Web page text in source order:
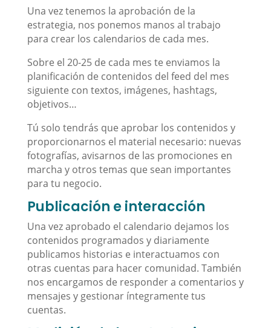
Una vez tenemos la aprobación de la
estrategia, nos ponemos manos al trabajo
para crear los calendarios de cada mes.
Sobre el 20-25 de cada mes te enviamos la
planificación de contenidos del feed del mes
siguiente con textos, imágenes, hashtags,
objetivos…
Tú solo tendrás que aprobar los contenidos y
proporcionarnos el material necesario: nuevas
fotografías, avisarnos de las promociones en
marcha y otros temas que sean importantes
para tu negocio.
Publicación e interacción
Una vez aprobado el calendario dejamos los
contenidos programados y diariamente
publicamos historias e interactuamos con
otras cuentas para hacer comunidad. También
nos encargamos de responder a comentarios y
mensajes y gestionar íntegramente tus
cuentas.